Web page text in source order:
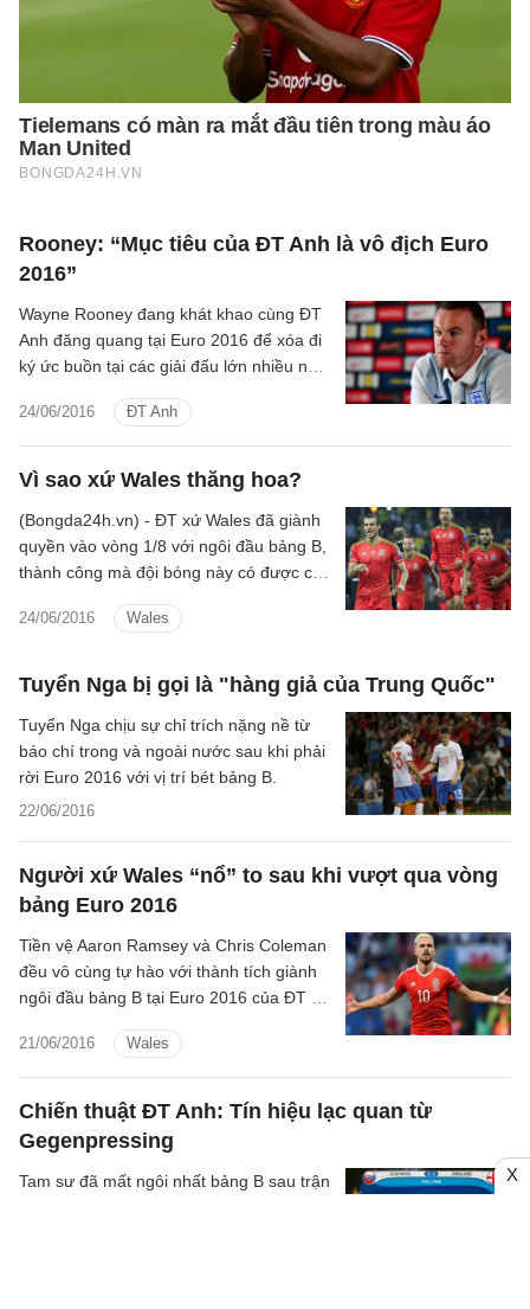
Rooney: “Mục tiêu của ĐT Anh là vô địch Euro
2016”
24/06/2016 ĐT Anh
Wayne Rooney đang khát khao cùng ĐT
Anh đăng quang tại Euro 2016 để xóa đi
ký ức buồn tại các giải đấu lớn nhiều năm
Vì sao xứ Wales thăng hoa?
24/06/2016 Wales
(Bongda24h.vn) - ĐT xứ Wales đã giành
quyền vào vòng 1/8 với ngôi đầu bảng B,
thành công mà đội bóng này có được có
Tuyển Nga bị gọi là "hàng giả của Trung Quốc"
22/06/2016
Tuyển Nga chịu sự chỉ trích nặng nề từ
báo chí trong và ngoài nước sau khi phải
rời Euro 2016 với vị trí bét bảng B.
Người xứ Wales “nổ” to sau khi vượt qua vòng
bảng Euro 2016
21/06/2016 Wales
Tiền vệ Aaron Ramsey và Chris Coleman
đều vô cùng tự hào với thành tích giành
ngôi đầu bảng B tại Euro 2016 của ĐT xứ
Chiến thuật ĐT Anh: Tín hiệu lạc quan từ
Gegenpressing
Tam sư đã mất ngôi nhất bảng B sau trận
X